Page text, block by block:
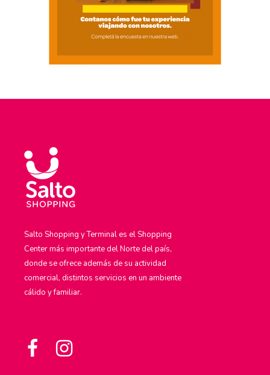
Salto Shopping y Terminal es el Shopping
Center más importante del Norte del país,
donde se ofrece además de su actividad
comercial, distintos servicios en un ambiente
cálido y familiar.